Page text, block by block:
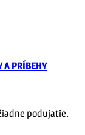
PRÍBEHY
podujatie.